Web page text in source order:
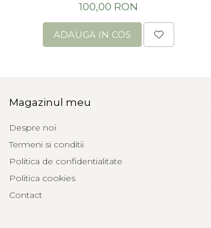
100,00 RON
ADAUGA IN COS
Magazinul meu
Despre noi
Termeni si conditii
Politica de confidentialitate
Politica cookies
Contact